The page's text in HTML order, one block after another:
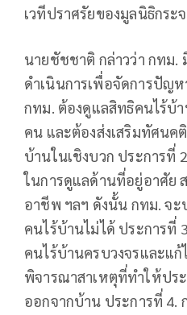
เวทีปราศรัยของมูลนิธิกระ
นายชัชชาติ กล่าวว่า กทม.
ดำเนินการเพื่อจัดการปัญ
กทม. ต้องดูแลสิทธิคนไร้บ้
คน และต้องส่งเสริมทัศนค
บ้านในเชิงบวก ประการที่
ในการดูแลด้านที่อยู่อาศัย
อาชีพ ฯลฯ ดังนั้น กทม. จ
คนไร้บ้านไม่ได้ ประการที่
คนไร้บ้านครบวงจรและแ
พิจารณาสาเหตุที่ทำให้ปร
ออกจากบ้าน ประการที่ 4.